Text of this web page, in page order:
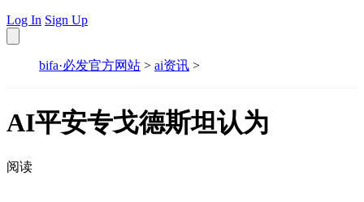
Log In Sign Up
bifa·必发官方网站 > ai资讯 >
AI平安专戈德斯坦认为
阅读